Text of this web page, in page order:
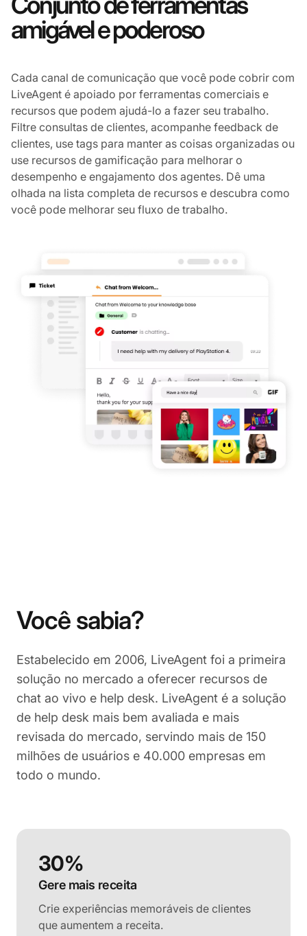
amigável e poderoso
Cada canal de comunicação que você pode cobrir com
LiveAgent é apoiado por ferramentas comerciais e
recursos que podem ajudá-lo a fazer seu trabalho.
Filtre consultas de clientes, acompanhe feedback de
clientes, use tags para manter as coisas organizadas ou
use recursos de gamificação para melhorar o
desempenho e engajamento dos agentes. Dê uma
olhada na lista completa de recursos e descubra como
você pode melhorar seu fluxo de trabalho.
Você sabia?
Estabelecido em 2006, LiveAgent foi a primeira
solução no mercado a oferecer recursos de
chat ao vivo e help desk. LiveAgent é a solução
de help desk mais bem avaliada e mais
revisada do mercado, servindo mais de 150
milhões de usuários e 40.000 empresas em
todo o mundo.
30%
Gere mais receita
Crie experiências memoráveis de clientes
que aumentem a receita.